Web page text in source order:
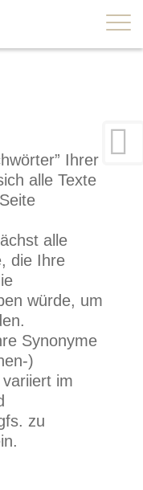
×
Ihrer
alle Texte
alle
die Ihre
würde, um
Synonyme
)
im
zu